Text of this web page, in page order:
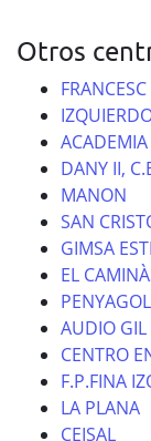
Otros
DANY II,
MANON
SAN
GIMSA
EL
AUDIO
CENTRO
F.P.FINA
LA PLANA
CEISAL